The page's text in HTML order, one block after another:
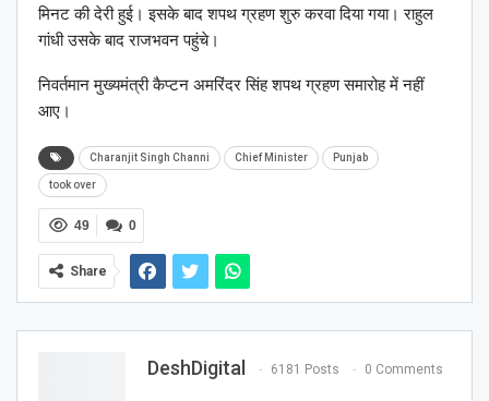
मिनट की देरी हुई। इसके बाद शपथ ग्रहण शुरु करवा दिया गया। राहुल
गांधी उसके बाद राजभवन पहुंचे।
निवर्तमान मुख्यमंत्री कैप्टन अमरिंदर सिंह शपथ ग्रहण समारोह में नहीं
आए।
Charanjit Singh Channi Chief Minister Punjab
took over
0
49
Share
DeshDigital 6181 Posts 0 Comments